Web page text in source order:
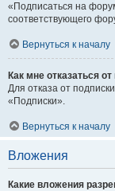
«Подписаться на
соответствующего
Вернуться к началу
Как мне отказаться
Для отказа от
«Подписки».
Вернуться к началу
Вложения
Какие вложения